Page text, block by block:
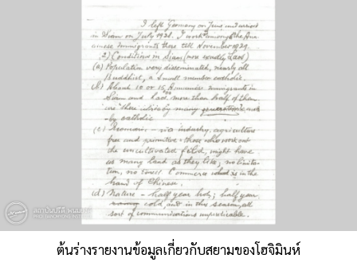
ต้นร่างรายงานข้อมูลเกี่ยวกับสยามของโฮจิมินห์